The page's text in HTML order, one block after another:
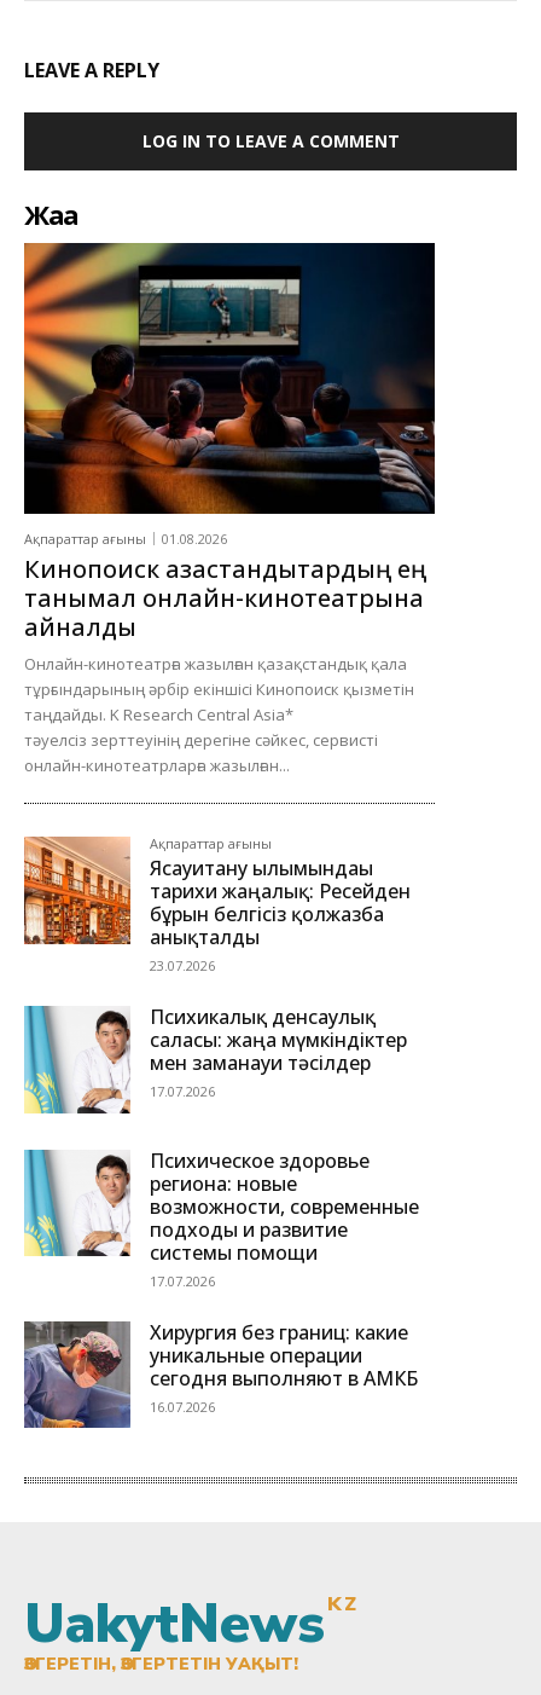
UakytNewsKZ
ӨЗГЕРЕТІН, ӨЗГЕРТЕТІН УАҚЫТ!